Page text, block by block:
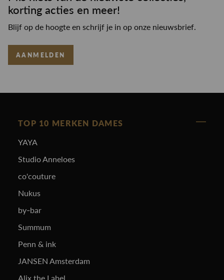
korting acties en meer!
Blijf op de hoogte en schrijf je in op onze nieuwsbrief.
AANMELDEN
TOP 10 MERKEN DAMES
YAYA
Studio Anneloes
co'couture
Nukus
by-bar
Summum
Penn & ink
JANSEN Amsterdam
Alix the Label